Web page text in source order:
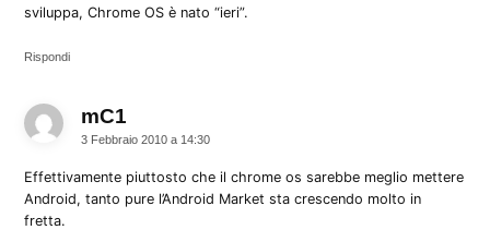
sviluppa, Chrome OS è nato “ieri”.
Rispondi
mC1
3 Febbraio 2010 a 14:30
Effettivamente piuttosto che il chrome os sarebbe meglio mettere
Android, tanto pure l’Android Market sta crescendo molto in
fretta.